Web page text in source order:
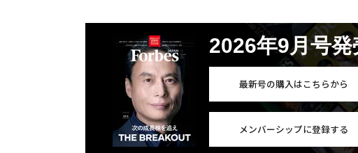
2026年9月号発
最新号の購入はこちらから
メンバーシップに登録する